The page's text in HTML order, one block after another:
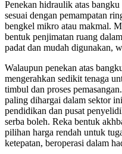
Penekan hidraulik atas
sesuai dengan pemampatan
bengkel mikro atau makmal.
bentuk penjimatan ruang
padat dan mudah digunakan,
Walaupun penekan atas
mengerahkan sedikit tenaga
timbul dan proses
paling dihargai dalam sektor
pendidikan dan pusat
serba boleh. Reka bentuk
pilihan harga rendah untuk
ketepatan, beroperasi dalam